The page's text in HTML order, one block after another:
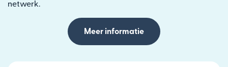
netwerk.
Meer informatie